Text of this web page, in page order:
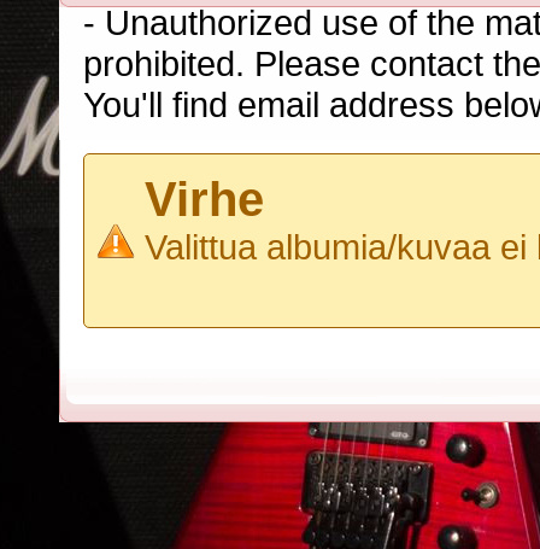
- Unauthorized use of the
prohibited. Please contact
You'll find email address
Virhe
Valittua albumia/kuvaa ei